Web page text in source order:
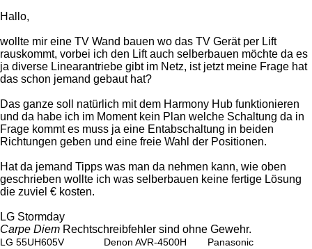
Hallo,
wollte mir eine TV Wand bauen wo das TV Gerät per Lift
rauskommt, vorbei ich den Lift auch selberbauen möchte da es
ja diverse Linearantriebe gibt im Netz, ist jetzt meine Frage hat
das schon jemand gebaut hat?
Das ganze soll natürlich mit dem Harmony Hub funktionieren
und da habe ich im Moment kein Plan welche Schaltung da in
Frage kommt es muss ja eine Entabschaltung in beiden
Richtungen geben und eine freie Wahl der Positionen.
Hat da jemand Tipps was man da nehmen kann, wie oben
geschrieben wollte ich was selberbauen keine fertige Lösung
die zuviel € kosten.
LG Stormday
Carpe Diem Rechtschreibfehler sind ohne Gewehr.
LG 55UH605V Denon AVR-4500H
Panasonic